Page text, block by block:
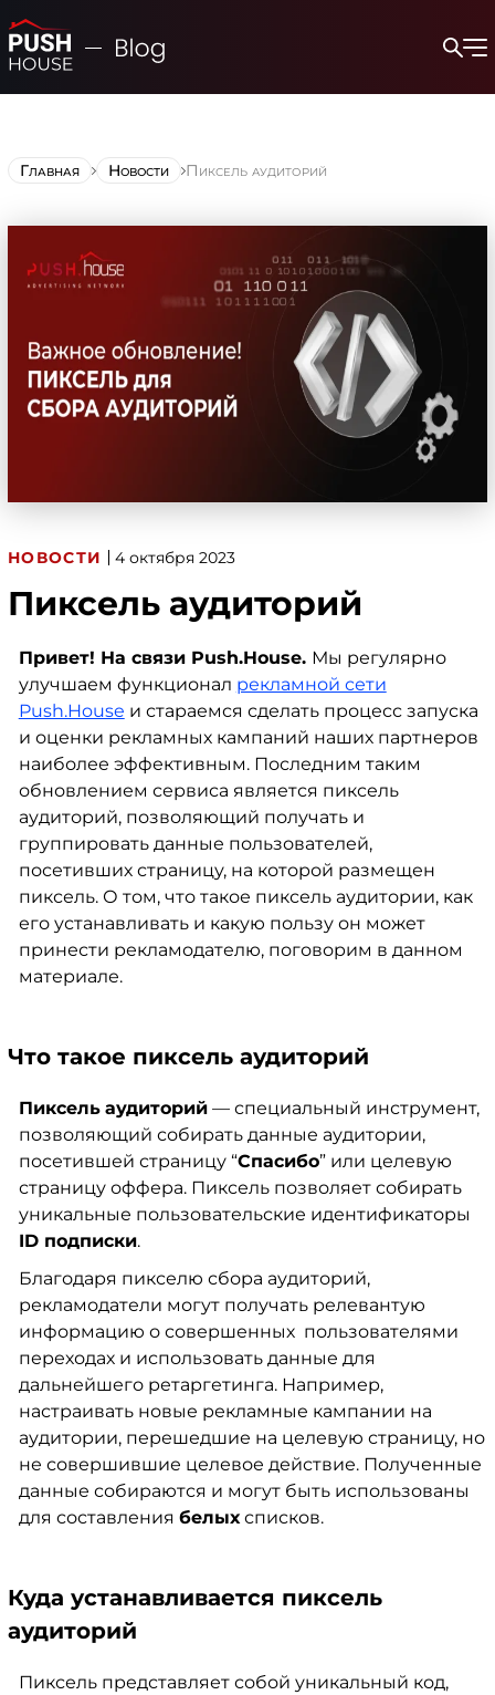
Главная Новости Пиксель аудиторий
НОВОСТИ 4 октября 2023
Пиксель аудиторий
Привет! На связи Push.House. Мы регулярно
улучшаем функционал рекламной сети
Push.House и стараемся сделать процесс запуска
и оценки рекламных кампаний наших партнеров
наиболее эффективным. Последним таким
обновлением сервиса является пиксель
аудиторий, позволяющий получать и
группировать данные пользователей,
посетивших страницу, на которой размещен
пиксель. О том, что такое пиксель аудитории, как
его устанавливать и какую пользу он может
принести рекламодателю, поговорим в данном
материале.
Что такое пиксель аудиторий
Пиксель аудиторий— специальный инструмент,
позволяющий собирать данные аудитории,
посетившей страницу “Спасибо” или целевую
страницу оффера. Пиксель позволяет собирать
уникальные пользовательские идентификаторы
ID подписки.
Благодаря пикселю сбора аудиторий,
рекламодатели могут получать релевантую
информацию о совершенных пользователями
переходах и использовать данные для
дальнейшего ретаргетинга. Например,
настраивать новые рекламные кампании на
аудитории, перешедшие на целевую страницу, но
не совершившие целевое действие. Полученные
данные собираются и могут быть использованы
для составления белыхсписков.
Куда устанавливается пиксель
аудиторий
Пиксель представляет собой уникальный код,